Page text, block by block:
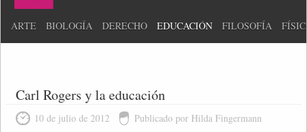
ARTE BIOLOGÍA DERECHO EDUCACIÓN FILOSOFÍA
Carl Rogers y la educación
10 de julio de 2012 Publicado por Hilda Fingermann